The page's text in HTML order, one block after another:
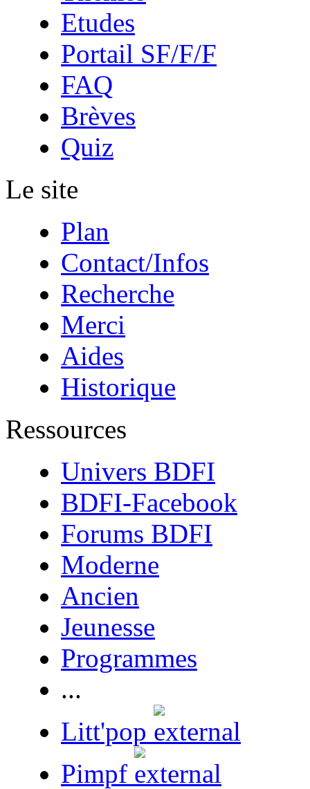
Etudes
Portail SF/F/F
FAQ
Brèves
Quiz
Le site
Plan
Contact/Infos
Recherche
Merci
Aides
Historique
Ressources
Univers BDFI
BDFI-Facebook
Forums BDFI
Moderne
Ancien
Jeunesse
Programmes
...
Litt'pop
Pimpf